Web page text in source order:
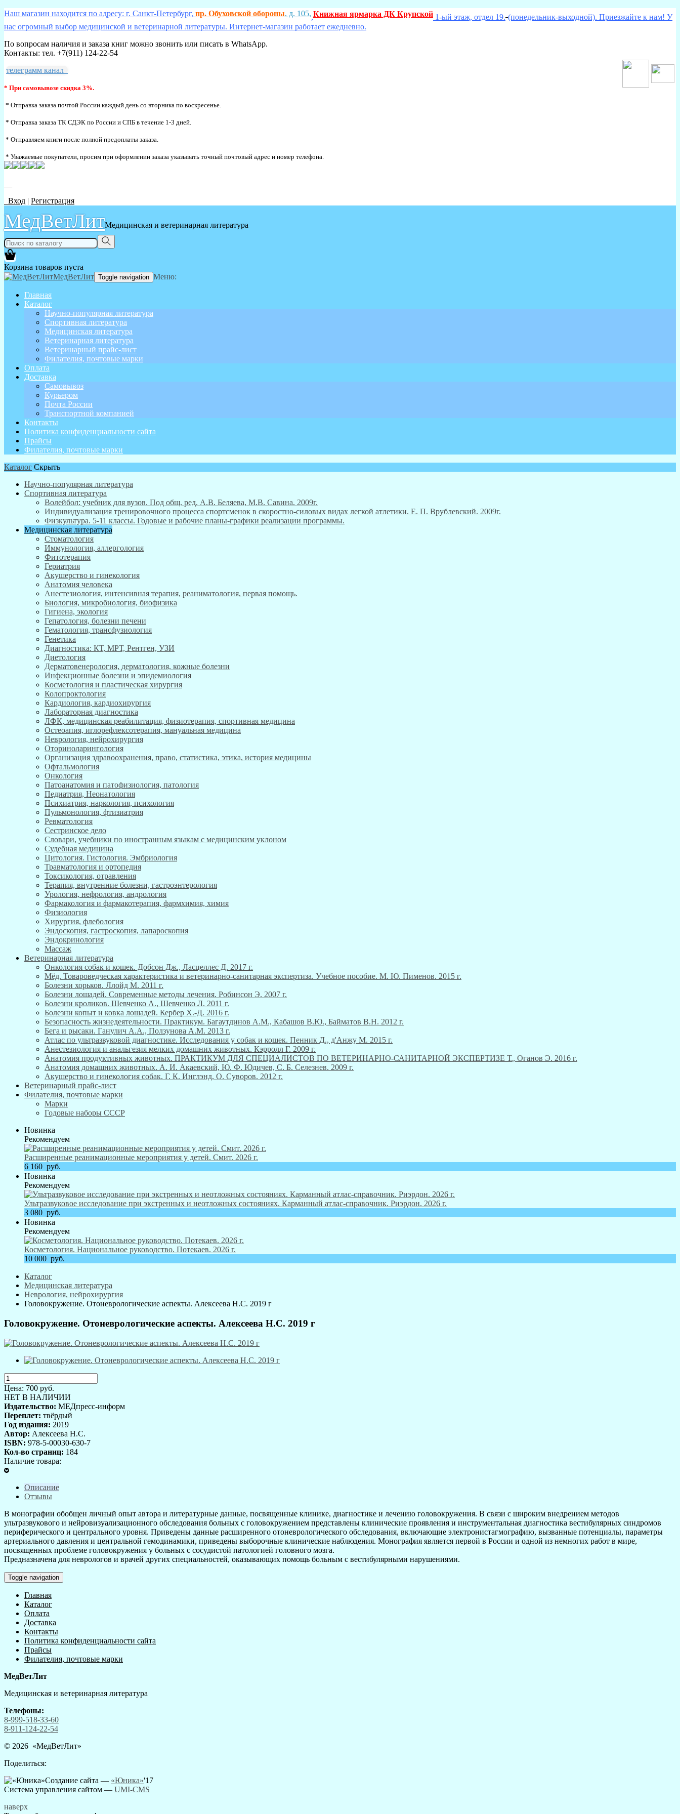
Наш магазин находится по адресу: г. Санкт-Петербург, пр. Обуховской обороны, д. 105,,Книжная ярмарка ДК Крупской 1-ый этаж, отдел 19. (понедельник-выходной). Приезжайте к нам! У
нас огромный выбор медицинской и ветеринарной литературы. Интернет-магазин работает ежедневно.
По вопросам наличия и заказа книг можно звонить или писать в WhatsApp.
Контакты: тел. +7(911) 124-22-54
телеграмм канал
* При самовывозе скидка 3%.
* Отправка заказа почтой России каждый день со вторника по воскресенье.
* Отправка заказа ТК СДЭК по России и СПБ в течение 1-3 дней.
* Отправляем книги после полной предоплаты заказа.
* Уважаемые покупатели, просим при оформлении заказа указывать точный почтовый адрес и номер телефона.
Вход | Регистрация
МедВетЛитМедицинская и ветеринарная литература
Корзина товаров пуста
МедВетЛит Toggle navigation Меню:
Главная
Каталог
Научно-популярная литература
Спортивная литература
Медицинская литература
Ветеринарная литература
Ветеринарный прайс-лист
Филателия, почтовые марки
Оплата
Доставка
Самовывоз
Курьером
Почта России
Транспортной компанией
Контакты
Политика конфиденциальности сайта
Прайсы
Филателия, почтовые марки
Каталог Скрыть
Научно-популярная литература
Спортивная литература
Волейбол: учебник для вузов. Под общ. ред. А.В. Беляева, М.В. Савина. 2009г.
Индивидуализация тренировочного процесса спортсменок в скоростно-силовых видах легкой атлетики. Е. П. Врублевский. 2009г.
Физкультура. 5-11 классы. Годовые и рабочие планы-графики реализации программы.
Медицинская литература
Стоматология
Иммунология, аллергология
Фитотерапия
Гериатрия
Акушерство и гинекология
Анатомия человека
Анестезиология, интенсивная терапия, реаниматология, первая помощь.
Биология, микробиология, биофизика
Гигиена, экология
Гепатология, болезни печени
Гематология, трансфузиология
Генетика
Диагностика: КТ, МРТ, Рентген, УЗИ
Диетология
Дерматовенерология, дерматология, кожные болезни
Инфекционные болезни и эпидемиология
Косметология и пластическая хирургия
Колопроктология
Кардиология, кардиохирургия
Лабораторная диагностика
ЛФК, медицинская реабилитация, физиотерапия, спортивная медицина
Остеоапия, иглорефлексотерапия, мануальная медицина
Неврология, нейрохирургия
Оториноларингология
Организация здравоохранения, право, статистика, этика, история медицины
Офтальмология
Онкология
Патоанатомия и патофизиология, патология
Педиатрия, Неонатология
Психиатрия, наркология, психология
Пульмонология, фтизиатрия
Ревматология
Сестринское дело
Словари, учебники по иностранным языкам с медицинским уклоном
Судебная медицина
Цитология. Гистология. Эмбриология
Травматология и ортопедия
Токсикология, отравления
Терапия, внутренние болезни, гастроэнтерология
Урология, нефрология, андрология
Фармакология и фармакотерапия, фармхимия, химия
Физиология
Хирургия, флебология
Эндоскопия, гастроскопия, лапароскопия
Эндокринология
Массаж
Ветеринарная литература
Онкология собак и кошек. Добсон Дж., Ласцеллес Д. 2017 г.
Мёд. Товароведческая характеристика и ветеринарно-санитарная экспертиза. Учебное пособие. М. Ю. Пименов. 2015 г.
Болезни хорьков. Ллойд М. 2011 г.
Болезни лошадей. Современные методы лечения. Робинсон Э. 2007 г.
Болезни кроликов. Шевченко А., Шевченко Л. 2011 г.
Болезни копыт и ковка лошадей. Кербер Х.-Д. 2016 г.
Безопасность жизнедеятельности. Практикум. Багаутдинов А.М., Кабашов В.Ю., Байматов В.Н. 2012 г.
Бега и рысаки. Ганулич А.А., Ползунова А.М. 2013 г.
Атлас по ультразвуковой диагностике. Исследования у собак и кошек. Пенник Д., д'Анжу М. 2015 г.
Анестезиология и анальгезия мелких домашних животных. Кэрролл Г. 2009 г.
Анатомия продуктивных животных. ПРАКТИКУМ ДЛЯ СПЕЦИАЛИСТОВ ПО ВЕТЕРИНАРНО-САНИТАРНОЙ ЭКСПЕРТИЗЕ Т., Оганов Э. 2016 г.
Анатомия домашних животных. А. И. Акаевский, Ю. Ф. Юдичев, С. Б. Селезнев. 2009 г.
Акушерство и гинекология собак. Г. К. Инглэнд, О. Суворов. 2012 г.
Ветеринарный прайс-лист
Филателия, почтовые марки
Марки
Годовые наборы СССР
Новинка
Рекомендуем
Расширенные реанимационные мероприятия у детей. Смит. 2026 г.
6 160 руб.
Новинка
Рекомендуем
Ультразвуковое исследование при экстренных и неотложных состояниях. Карманный атлас-справочник. Риэрдон. 2026 г.
3 080 руб.
Новинка
Рекомендуем
Косметология. Национальное руководство. Потекаев. 2026 г.
10 000 руб.
Каталог
Медицинская литература
Неврология, нейрохирургия
Головокружение. Отоневрологические аспекты. Алексеева Н.С. 2019 г
Головокружение. Отоневрологические аспекты. Алексеева Н.С. 2019 г
Цена: 700 руб.
НЕТ В НАЛИЧИИ
Издательство: МЕДпресс-информ
Переплет: твёрдый
Год издания: 2019
Автор: Алексеева Н.С.
ISBN: 978-5-00030-630-7
Кол-во страниц: 184
Наличие товара:
Описание
Отзывы
В монографии обобщен личный опыт автора и литературные данные, посвященные клинике, диагностике и лечению головокружения. В связи с широким внедрением методов
ультразвукового и нейровизуализационного обследования больных с головокружением представлены клинические проявления и инструментальная диагностика вестибулярных синдромов
периферического и центрального уровня. Приведены данные расширенного отоневрологического обследования, включающие электронистагмографию, вызванные потенциалы, параметры
артериального давления и центральной гемодинамики, приведены выборочные клинические наблюдения. Монография является первой в России и одной из немногих работ в мире,
посвященных проблеме головокружения у больных с сосудистой патологией головного мозга.
Предназначена для неврологов и врачей других специальностей, оказывающих помощь больным с вестибулярными нарушениями.
Toggle navigation
Главная
Каталог
Оплата
Доставка
Контакты
Политика конфиденциальности сайта
Прайсы
Филателия, почтовые марки
МедВетЛит
Медицинская и ветеринарная литература
Телефоны:
8-999-518-33-60
8-911-124-22-54
© 2026 «МедВетЛит»
Поделиться:
Создание сайта — «Юника»'17
Система управления сайтом — UMI-CMS
наверх